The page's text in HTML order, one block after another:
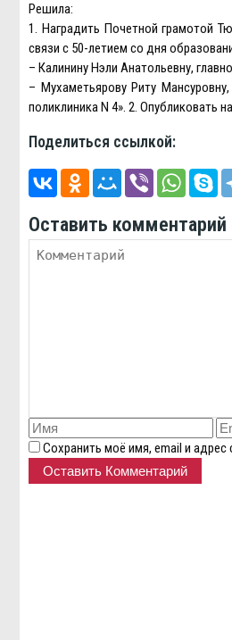
Решила:
1. Наградить Почетной грамотой
связи с 50-летием со дня
– Калинину Нэли Анатольевну,
– Мухаметьярову Риту
поликлиника N 4». 2. Опубликовать
Поделиться ссылкой:
Оставить комментарий
Сохранить моё имя, email и